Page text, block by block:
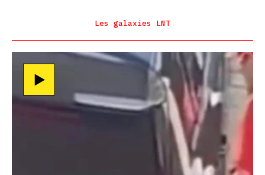
Les galaxies LNT